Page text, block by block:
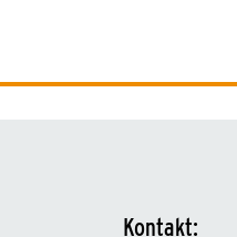
Kontakt: